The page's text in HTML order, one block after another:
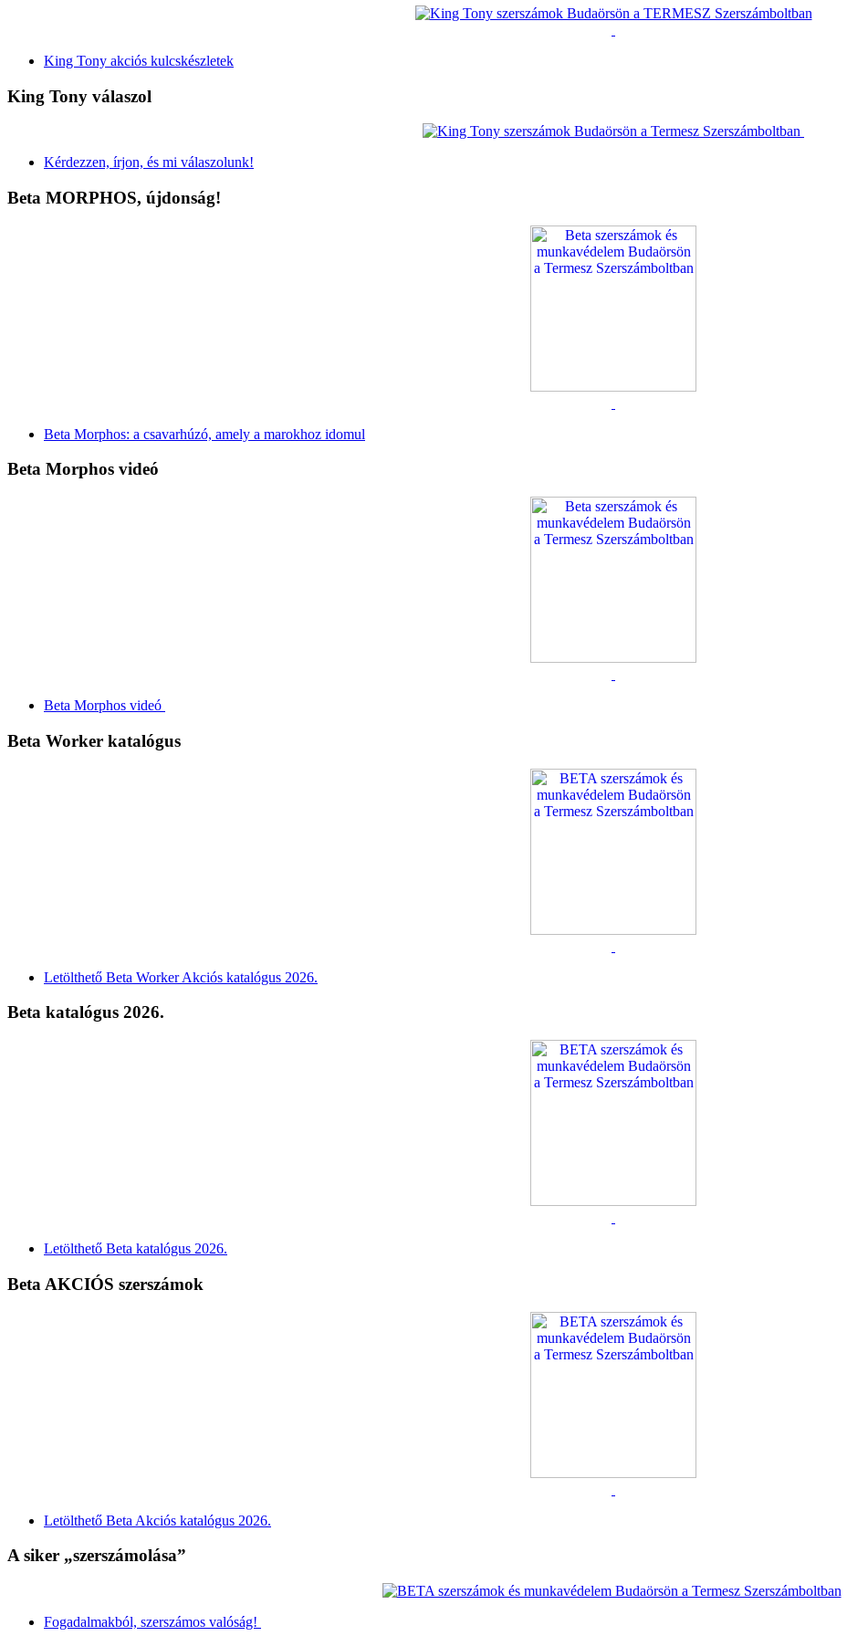
King Tony akciós kulcskészletek
King Tony válaszol
Kérdezzen, írjon, és mi válaszolunk!
Beta MORPHOS, újdonság!
Beta Morphos: a csavarhúzó, amely a marokhoz idomul
Beta Morphos videó
Beta Morphos videó
Beta Worker katalógus
Letölthető Beta Worker Akciós katalógus 2026.
Beta katalógus 2026.
Letölthető Beta katalógus 2026.
Beta AKCIÓS szerszámok
Letölthető Beta Akciós katalógus 2026.
A siker „szerszámolása”
Fogadalmakból, szerszámos valóság!